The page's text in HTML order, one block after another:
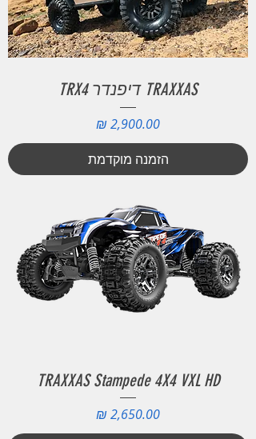
TRAXXAS דיפנדר TRX4
מחיר
הזמנה מוקדמת
TRAXXAS Stampede 4X4 VXL HD
מחיר